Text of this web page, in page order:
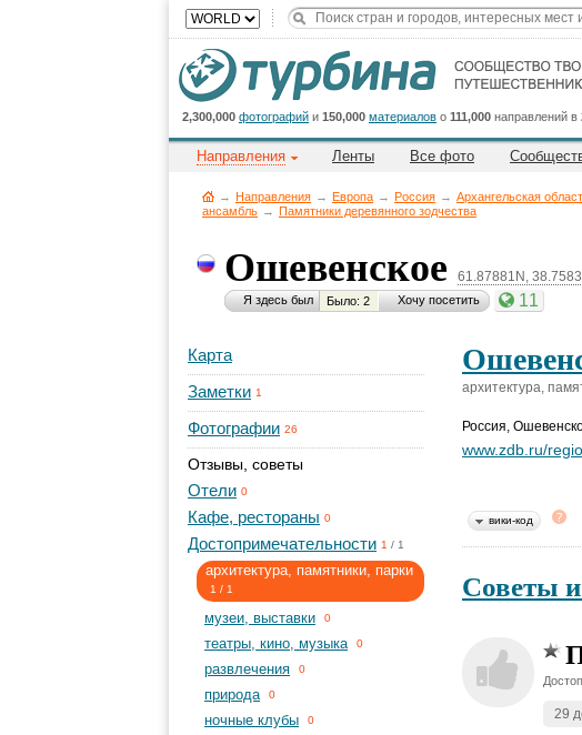
2,300,000 фотографий и 150,000 материалов о 111,000 направлений в
Направления Ленты Все фото
→ Направления → Европа → Россия → Архангельская
ансамбль → Памятники деревянного зодчества
Ошевенское 61.87881N,
Я здесь был Было: 2 Хочу посетить 11
Карта
Заметки 1
Фотографии 26
Отзывы, советы
Отели 0
Кафе, рестораны 0
Достопримечательности 1 / 1
архитектура, памятники, парки
1 / 1
музеи, выставки 0
театры, кино, музыка 0
развлечения 0
природа 0
ночные клубы 0
архитектура,
Россия,
www.zdb.ru/
вики-код
Советы
29